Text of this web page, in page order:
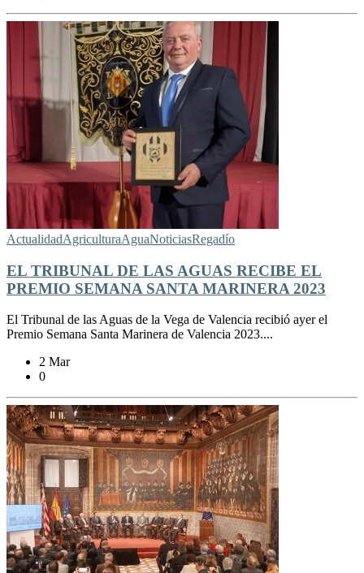
ActualidadAgriculturaAguaNoticiasRegadío
EL TRIBUNAL DE LAS AGUAS RECIBE EL
PREMIO SEMANA SANTA MARINERA 2023
El Tribunal de las Aguas de la Vega de Valencia recibió ayer el
Premio Semana Santa Marinera de Valencia 2023....
2 Mar
0